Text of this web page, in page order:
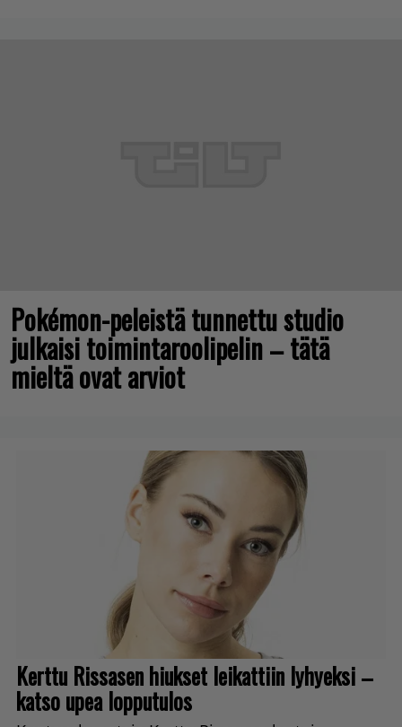
Pokémon-peleistä tunnettu studio
julkaisi toimintaroolipelin – tätä
mieltä ovat arviot